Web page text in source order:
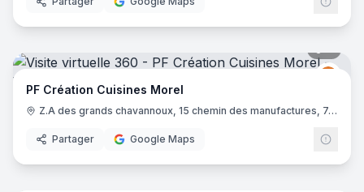
PF Création Cuisines Morel
Z.A des grands chavannoux, 15 chemin des manufactures, 74520 Vulbens
Partager Google Maps
11